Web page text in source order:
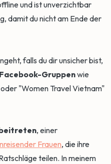
und ist unverzichtbar
damit du nicht am Ende der
falls du dir unsicher bist,
Facebook-Gruppenwie
"Women Travel Vietnam"
, einer
Frauen, die ihre
teilen. In meinem